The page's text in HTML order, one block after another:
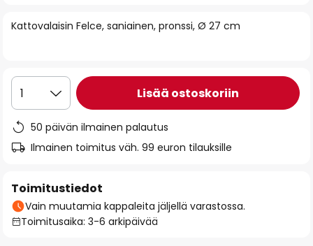
the
Kattovalaisin Felce, saniainen, pronssi, Ø 27 cm
1 Lisää ostoskoriin
50 päivän ilmainen palautus
Ilmainen toimitus väh. 99 euron tilauksille
Toimitustiedot
Vain muutamia kappaleita jäljellä varastossa.
Toimitusaika: 3-6 arkipäivää